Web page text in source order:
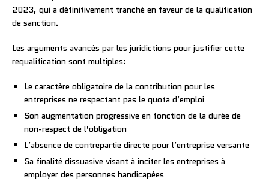
2023, qui a définitivement tranché en faveur de la qualification
de sanction.
Les arguments avancés par les juridictions pour justifier cette
requalification sont multiples:
Le caractère obligatoire de la contribution pour les
entreprises ne respectant pas le quota d’emploi
Son augmentation progressive en fonction de la durée de
non-respect de l’obligation
L’absence de contrepartie directe pour l’entreprise versante
Sa finalité dissuasive visant à inciter les entreprises à
employer des personnes handicapées